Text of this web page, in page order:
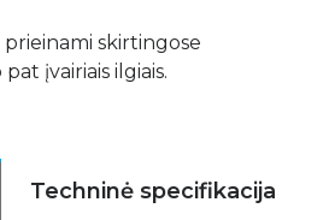
skirtingose
įvairiais ilgiais.
Techninė specifikacija